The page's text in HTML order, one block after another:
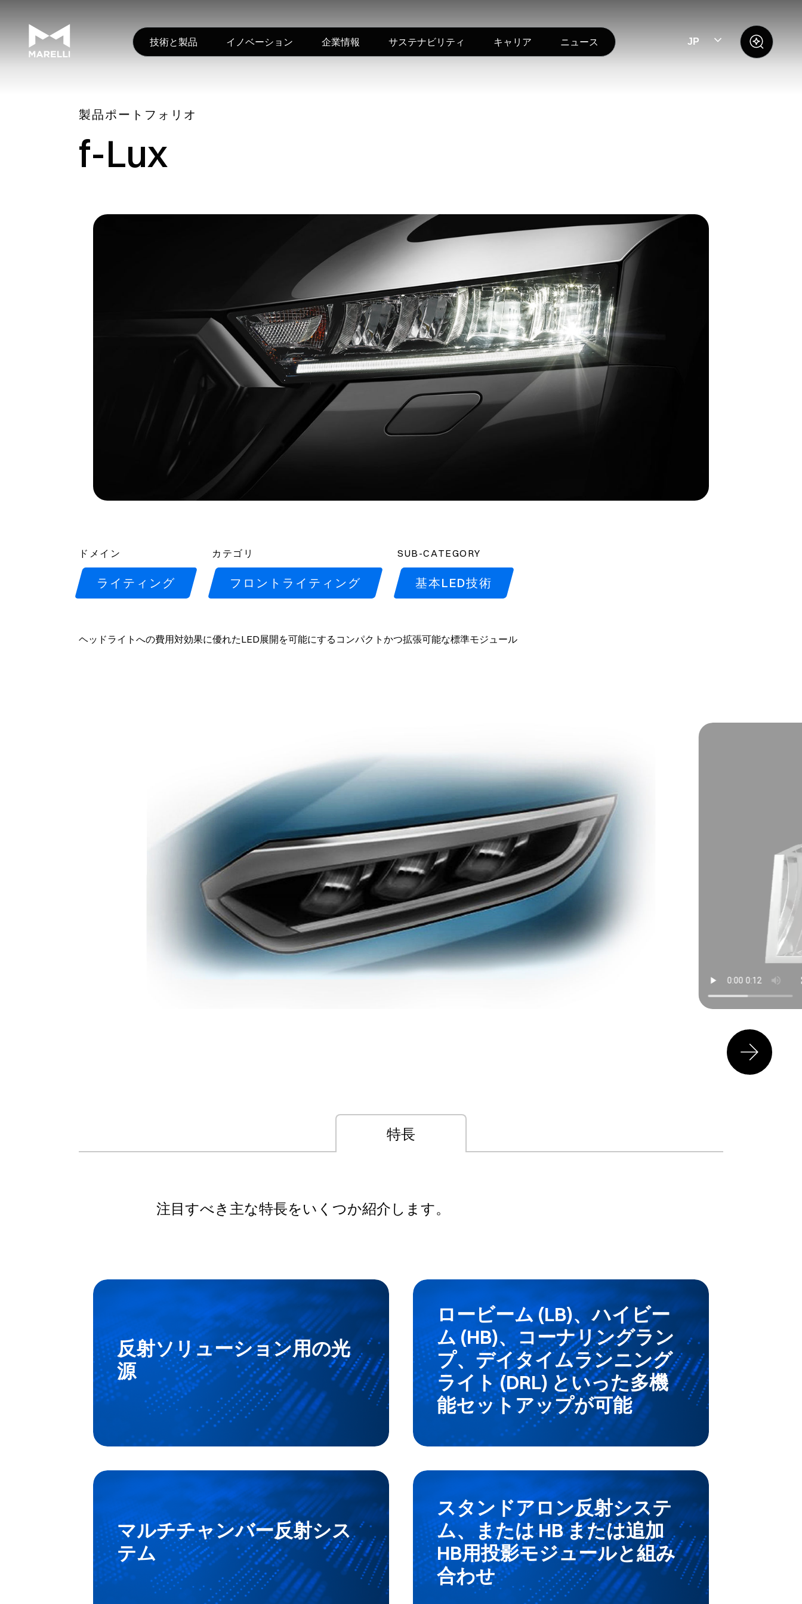
技術と製品 イノベーション 企業情報 サステナビリティ キャリア ニュース JP
製品ポートフォリオ
f-Lux
ドメイン
ライティング
カテゴリ
フロントライティング
SUB-CATEGORY
基本LED技術
ヘッドライトへの費用対効果に優れたLED展開を可能にするコンパクトかつ拡張可能な標準モジュール
特長
注目すべき主な特長をいくつか紹介します。
反射ソリューション用の光
源
ロービーム (LB)、ハイビー
ム (HB)、コーナリングラン
プ、デイタイムランニング
ライト (DRL) といった多機
能セットアップが可能
マルチチャンバー反射シス
テム
スタンドアロン反射システ
ム、または HB または追加
HB用投影モジュールと組み
合わせ